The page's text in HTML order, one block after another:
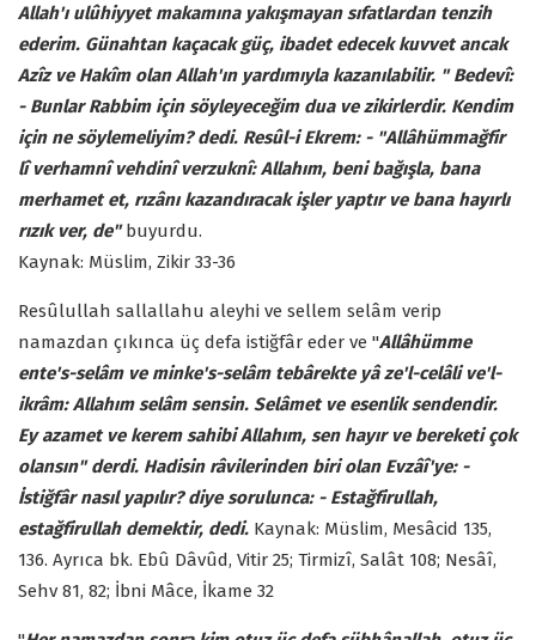
Allah'ı ulûhiyyet makamına yakışmayan sıfatlardan tenzih
ederim. Günahtan kaçacak güç, ibadet edecek kuvvet ancak
Azîz ve Hakîm olan Allah'ın yardımıyla kazanılabilir. " Bedevî:
- Bunlar Rabbim için söyleyeceğim dua ve zikirlerdir. Kendim
için ne söylemeliyim? dedi. Resûl-i Ekrem: - "Allâhümmağfir
lî verhamnî vehdinî verzuknî: Allahım, beni bağışla, bana
merhamet et, rızânı kazandıracak işler yaptır ve bana hayırlı
rızık ver, de"buyurdu.
Kaynak: Müslim, Zikir 33-36
Resûlullah sallallahu aleyhi ve sellem selâm verip
namazdan çıkınca üç defa istiğfâr eder ve "Allâhümme
ente's-selâm ve minke's-selâm tebârekte yâ ze'l-celâli ve'l-
ikrâm: Allahım selâm sensin. Selâmet ve esenlik sendendir.
Ey azamet ve kerem sahibi Allahım, sen hayır ve bereketi çok
olansın" derdi. Hadisin râvilerinden biri olan Evzâî'ye: -
İstiğfâr nasıl yapılır? diye sorulunca: - Estağfirullah,
estağfirullah demektir, dedi. Kaynak: Müslim, Mesâcid 135,
136. Ayrıca bk. Ebû Dâvûd, Vitir 25; Tirmizî, Salât 108; Nesâî,
Sehv 81, 82; İbni Mâce, İkame 32